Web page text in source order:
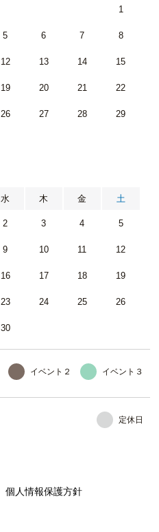
1
5 6 7 8
12 13 14 15
19 20 21 22
26 27 28 29
水 木 金 土
2 3 4 5
9 10 11 12
16 17 18 19
23 24 25 26
30
イベント２ イベント３
定休日
個人情報保護方針